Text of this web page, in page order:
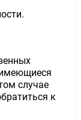
случае
к